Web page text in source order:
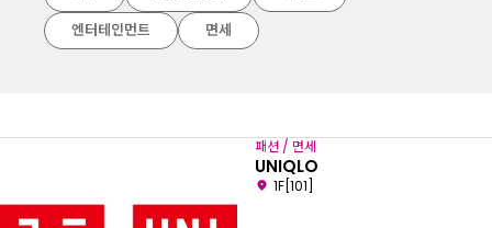
서비스 안내
엔터테인먼트
면세
패션 / 면세
UNIQLO
1F[101]